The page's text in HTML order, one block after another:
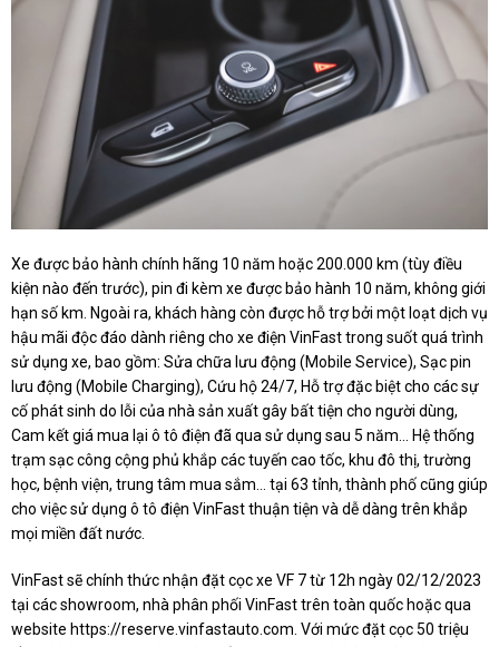
Xe được bảo hành chính hãng 10 năm hoặc 200.000 km (tùy điều
kiện nào đến trước), pin đi kèm xe được bảo hành 10 năm, không giới
hạn số km. Ngoài ra, khách hàng còn được hỗ trợ bởi một loạt dịch vụ
hậu mãi độc đáo dành riêng cho xe điện VinFast trong suốt quá trình
sử dụng xe, bao gồm: Sửa chữa lưu động (Mobile Service), Sạc pin
lưu động (Mobile Charging), Cứu hộ 24/7, Hỗ trợ đặc biệt cho các sự
cố phát sinh do lỗi của nhà sản xuất gây bất tiện cho người dùng,
Cam kết giá mua lại ô tô điện đã qua sử dụng sau 5 năm... Hệ thống
trạm sạc công cộng phủ khắp các tuyến cao tốc, khu đô thị, trường
học, bệnh viện, trung tâm mua sắm… tại 63 tỉnh, thành phố cũng giúp
cho việc sử dụng ô tô điện VinFast thuận tiện và dễ dàng trên khắp
mọi miền đất nước.
VinFast sẽ chính thức nhận đặt cọc xe VF 7 từ 12h ngày 02/12/2023
tại các showroom, nhà phân phối VinFast trên toàn quốc hoặc qua
website https://reserve.vinfastauto.com. Với mức đặt cọc 50 triệu